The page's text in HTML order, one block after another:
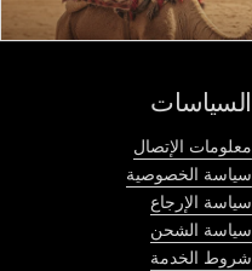
السياسات
معلومات الإتصال
سياسة الخصوصية
سياسة الإرجاع
سياسة الشحن
شروط الخدمة